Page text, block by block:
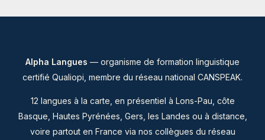
Alpha Langues — organisme de formation linguistique
certifié Qualiopi, membre du réseau national CANSPEAK.
12 langues à la carte, en présentiel à Lons-Pau, côte
Basque, Hautes Pyrénées, Gers, les Landes ou à distance,
voire partout en France via nos collègues du réseau